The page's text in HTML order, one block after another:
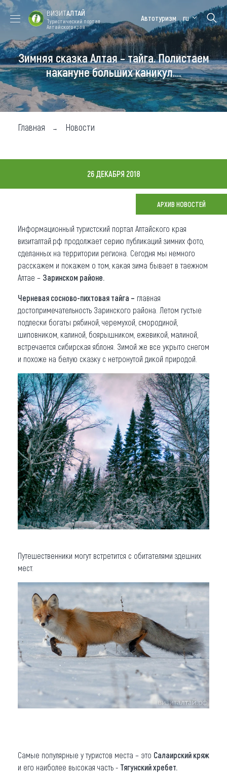
Форум VISIT
ALTAI
Цветение
маральника
Медицинский
форум
Алтайская
зимовка
Туры
Где побывать
Чем заняться
Где остановиться
Новости
Что привезти (сувениры)
О регионе
Коллекция впечатлений
Другие рубрики
ВИЗИТАЛТАЙ
Туристический портал
Алтайского края
Автотуризм ru
Зимняя сказка Алтая – тайга. Полистаем
накануне больших каникул....
Главная Новости
26 ДЕКАБРЯ 2018
АРХИВ НОВОСТЕЙ
Информационный туристский портал Алтайского края
визиталтай.рф продолжает серию публикаций зимних фото,
сделанных на территории региона. Сегодня мы немного
расскажем и покажем о том, какая зима бывает в таежном
Алтае – Заринском районе.
Черневая сосново-пихтовая тайга – главная
достопримечательность Заринского района. Летом густые
подлески богаты рябиной, черемухой, смородиной,
шиповником, калиной, боярышником, ежевикой, малиной,
встречается сибирская яблоня. Зимой же все укрыто снегом
и похоже на белую сказку с нетронутой дикой природой.
Путешественники могут встретится с обитателями здешних
мест.
Самые популярные у туристов места – это Салаирский кряж
и его наиболее высокая часть - Тягунский хребет.